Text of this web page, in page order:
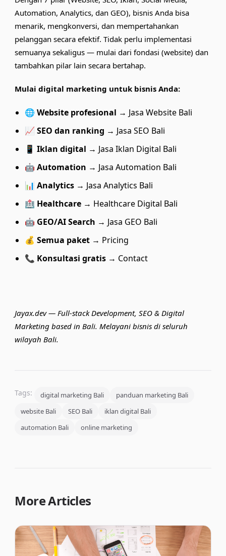
Automation, Analytics, dan GEO), bisnis Anda bisa
menarik, mengkonversi, dan mempertahankan
pelanggan secara efektif. Tidak perlu implementasi
semuanya sekaligus — mulai dari fondasi (website) dan
tambahkan pilar lain secara bertahap.
Mulai digital marketing untuk bisnis Anda:
🌐Website profesional → Jasa Website Bali
📈SEO dan ranking → Jasa SEO Bali
📱Iklan digital → Jasa Iklan Digital Bali
🤖Automation → Jasa Automation Bali
📊Analytics → Jasa Analytics Bali
🏥 Healthcare → Healthcare Digital Bali
🤖 GEO/AI Search → Jasa GEO Bali
💰Semua paket → Pricing
📞 Konsultasi gratis → Contact
Jayax.dev — Full-stack Development, SEO & Digital
Marketing based in Bali. Melayani bisnis di seluruh
wilayah Bali.
Tags: digital marketing Bali
panduan marketing Bali
website Bali
SEO Bali
iklan digital Bali
automation Bali
online marketing
More Articles